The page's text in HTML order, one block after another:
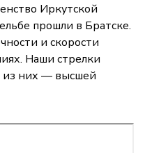
Иркутской
прошли в Братске.
и скорости
Наши стрелки
из них — высшей